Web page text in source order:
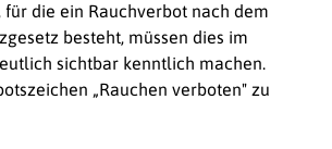
die ein Rauchverbot nach dem
besteht, müssen dies im
sichtbar kenntlich machen.
„Rauchen verboten" zu